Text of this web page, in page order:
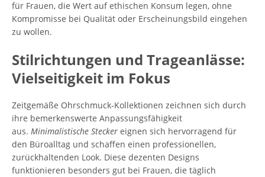
für Frauen, die Wert auf ethischen Konsum legen, ohne
Kompromisse bei Qualität oder Erscheinungsbild eingehen
zu wollen.
Stilrichtungen und Trageanlässe:
Vielseitigkeit im Fokus
Zeitgemäße Ohrschmuck-Kollektionen zeichnen sich durch
ihre bemerkenswerte Anpassungsfähigkeit
aus. Minimalistische Stecker eignen sich hervorragend für
den Büroalltag und schaffen einen professionellen,
zurückhaltenden Look. Diese dezenten Designs
funktionieren besonders gut bei Frauen, die täglich